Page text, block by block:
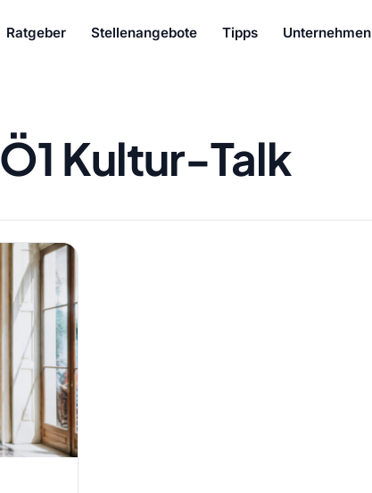
Ratgeber Stellenangebote Tipps Unternehmen
Ö1 Kultur-Talk